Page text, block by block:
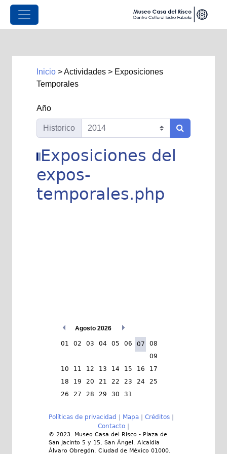
Inicio >Actividades > Exposiciones
Temporales
Año
Historico
Exposiciones del
expos-
temporales.php
Agosto 2026
01 02 03 04 05 06 07
08
09
10
11 12 13 14 15 16
17
18
19 20 21 22 23 24
25
26
27 28 29 30 31
Políticas de privacidad Mapa Créditos
Contacto
© 2023. Museo Casa del Risco - Plaza de
San Jacinto 5 y 15, San Ángel. Alcaldía
Álvaro Obregón. Ciudad de México 01000.